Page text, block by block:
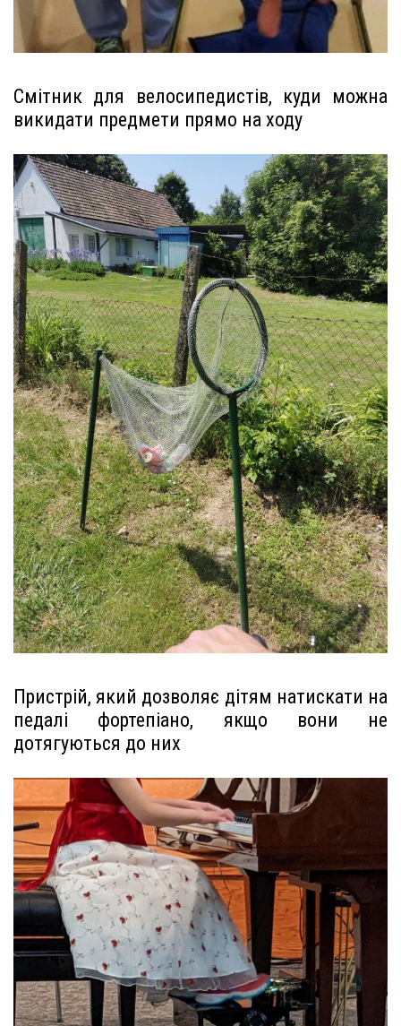
Смітник для велосипедистів, куди можна
викидати предмети прямо на ходу
Пристрій, який дозволяє дітям натискати на
педалі фортепіано, якщо вони не
дотягуються до них